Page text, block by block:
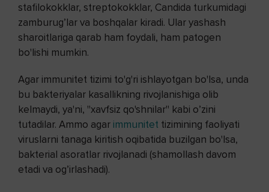
stafilokokklar, streptokokklar, Candida turkumidagi
zamburug’lar va boshqalar kiradi. Ular yashash
sharoitlariga qarab ham foydali, ham patogen
bo'lishi mumkin.
Agar immunitet tizimi to'g'ri ishlayotgan bo'lsa, unda
bu bakteriyalar kasallikning rivojlanishiga olib
kelmaydi, ya'ni, "xavfsiz qo'shnilar" kabi o’zini
tutadilar. Ammo agar immunitet tizimining faoliyati
viruslarni tanaga kiritish oqibatida buzilgan bo'lsa,
bakterial asoratlar rivojlanadi (shamollash davom
etadi va og’irlashadi).